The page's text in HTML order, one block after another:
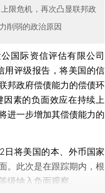
限危机，再次凸显联邦政
削弱的政治原因
公国际资信评估有限公司
用评级报告，将美国的信
邦政府偿债能力的偿债环
素的负面效应在持续上
进一步增加其偿债能力的
将美国的本、外币国家
。此次是在跟踪期内，根
级纳入负面观察。